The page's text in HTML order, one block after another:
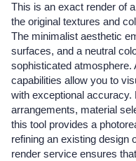
This is an exact render of
the original textures and
The minimalist aesthetic
surfaces, and a neutral
sophisticated
capabilities allow you to
with exceptional
arrangements, material
this tool provides a
refining an existing design
render service ensures